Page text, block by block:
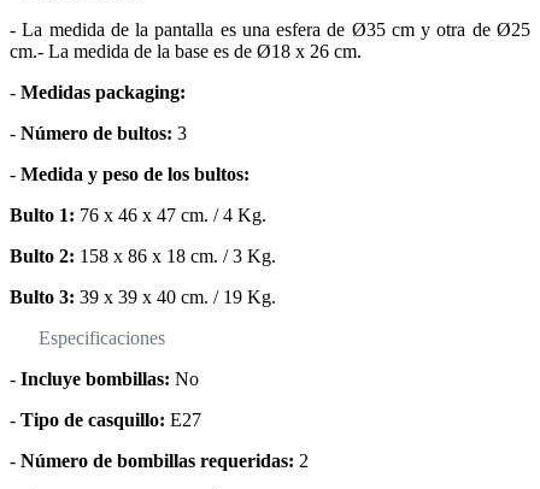
- La medida de la pantalla es una esfera de Ø35 cm y otra de Ø25
cm.- La medida de la base es de Ø18 x 26 cm.
- Medidas packaging:
- Número de bultos: 3
- Medida y peso de los bultos:
Bulto 1: 76 x 46 x 47 cm. / 4 Kg.
Bulto 2: 158 x 86 x 18 cm. / 3 Kg.
Bulto 3: 39 x 39 x 40 cm. / 19 Kg.
Especificaciones
- Incluye bombillas: No
- Tipo de casquillo: E27
- Número de bombillas requeridas: 2